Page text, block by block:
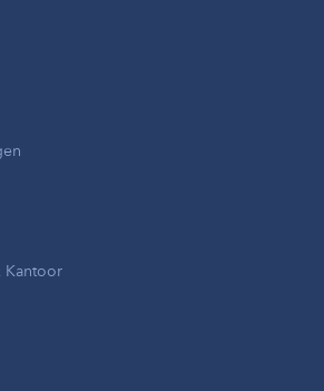
Kantoor